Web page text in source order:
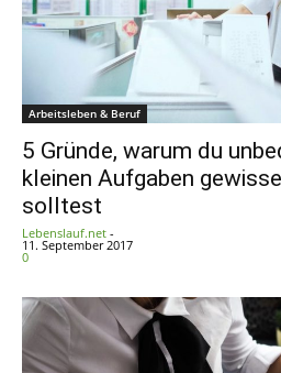
Arbeitsleben & Beruf
5 Gründe, warum du
kleinen Aufgaben
solltest
Lebenslauf.net -
11. September 2017
0